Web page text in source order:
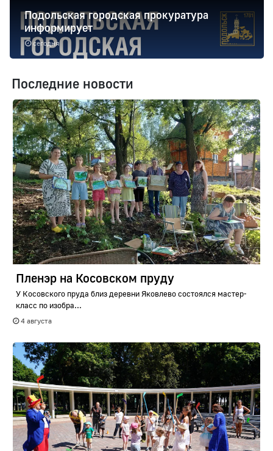
сегодня
Подольская городская прокуратура
информирует
Последние новости
Пленэр на Косовском пруду
У Косовского пруда близ деревни Яковлево состоялся мастер-
класс по изобра...
4 августа